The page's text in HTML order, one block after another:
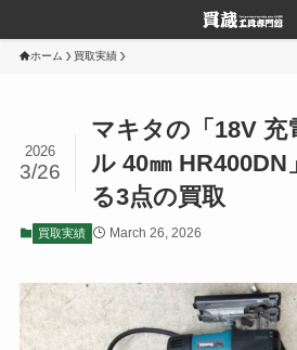
ホーム 買取実績
マキタの「18V 充
ル 40㎜
る3点の買取
2026
3/26
買取実績 March 26, 2026